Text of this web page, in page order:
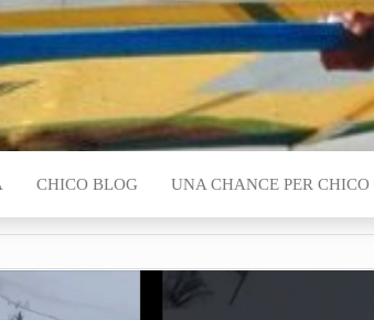
CHICO BLOG UNA CHANCE PER CHICO